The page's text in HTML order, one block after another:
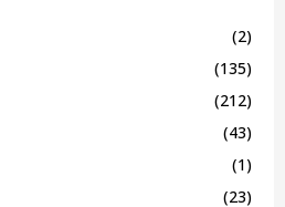
(2)
(135)
(212)
(43)
(1)
(23)